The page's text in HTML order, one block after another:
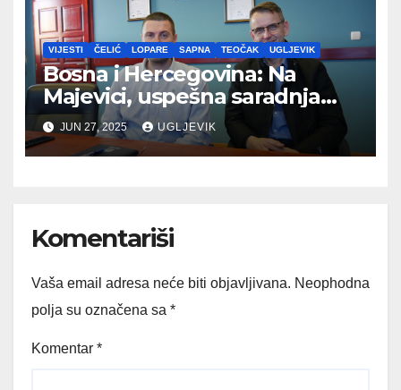
VIJESTI ČELIĆ LOPARE SAPNA TEOČAK UGLJEVIK
Bosna i Hercegovina: Na
Majevici, uspešna saradnja
između opština dva entiteta
JUN 27, 2025 UGLJEVIK
Komentariši
Vaša email adresa neće biti objavljivana. Neophodna
polja su označena sa *
Komentar *